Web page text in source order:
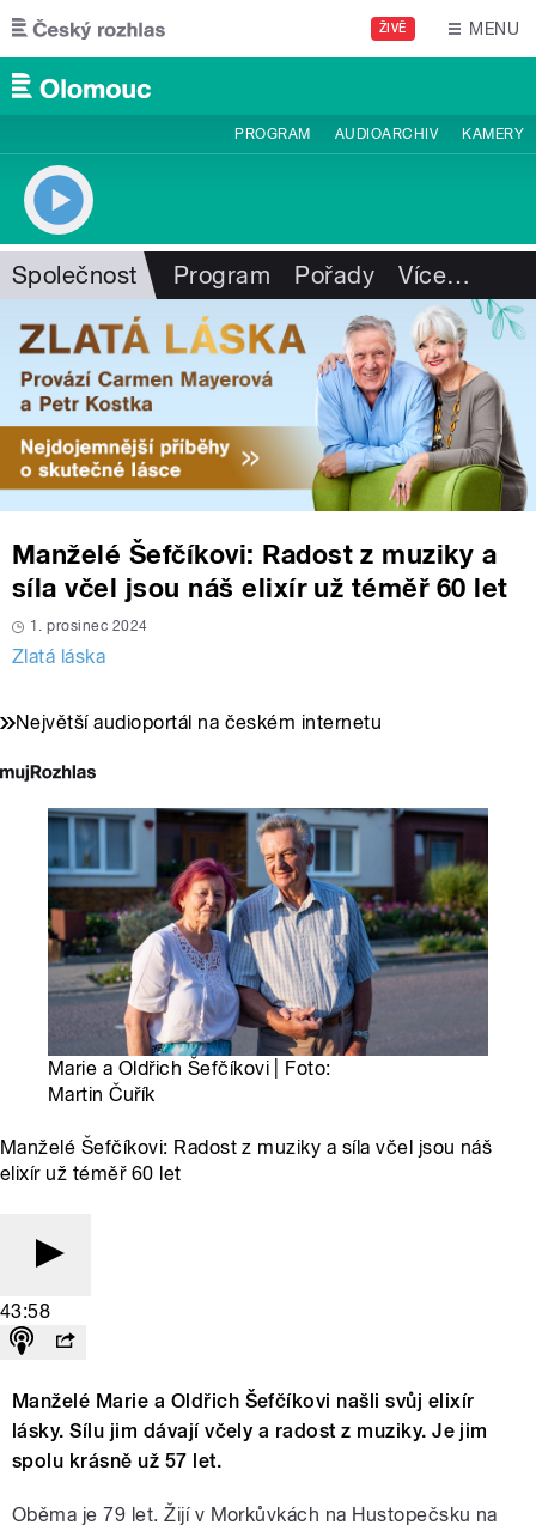
Přejít k hlavnímu obsahu
ŽIVĚ MENU
PROGRAM AUDIOARCHIV KAMERY
Společnost Program Pořady Více…
Manželé Šefčíkovi: Radost z muziky a
síla včel jsou náš elixír už téměř 60 let
1. prosinec 2024
Zlatá láska
Největší audioportál na českém internetu
Marie a Oldřich Šefčíkovi | Foto:
Martin Čuřík
Manželé Šefčíkovi: Radost z muziky a síla včel jsou náš
elixír už téměř 60 let
43:58
Manželé Marie a Oldřich Šefčíkovi našli svůj elixír
lásky. Sílu jim dávají včely a radost z muziky. Je jim
spolu krásně už 57 let.
Oběma je 79 let. Žijí v Morkůvkách na Hustopečsku na